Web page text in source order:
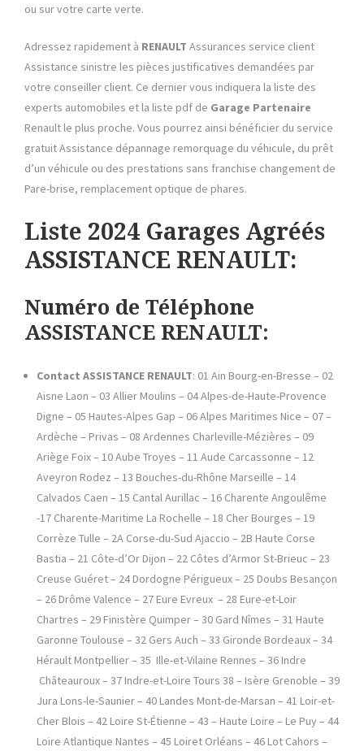
ou sur votre carte verte.
Adressez rapidement à RENAULT Assurances service client
Assistance sinistre les pièces justificatives demandées par
votre conseiller client. Ce dernier vous indiquera la liste des
experts automobiles et la liste pdf de Garage Partenaire
Renault le plus proche. Vous pourrez ainsi bénéficier du service
gratuit Assistance dépannage remorquage du véhicule, du prêt
d’un véhicule ou des prestations sans franchise changement de
Pare-brise, remplacement optique de phares.
Liste 2024 Garages Agréés
ASSISTANCE RENAULT:
Numéro de Téléphone
ASSISTANCE RENAULT:
Contact ASSISTANCE RENAULT: 01 Ain Bourg-en-Bresse – 02
Aisne Laon – 03 Allier Moulins – 04 Alpes-de-Haute-Provence
Digne – 05 Hautes-Alpes Gap – 06 Alpes Maritimes Nice – 07 –
Ardèche – Privas – 08 Ardennes Charleville-Mézières – 09
Ariège Foix – 10 Aube Troyes – 11 Aude Carcassonne – 12
Aveyron Rodez – 13 Bouches-du-Rhône Marseille – 14
Calvados Caen – 15 Cantal Aurillac – 16 Charente Angoulême
-17 Charente-Maritime La Rochelle – 18 Cher Bourges – 19
Corrèze Tulle – 2A Corse-du-Sud Ajaccio – 2B Haute Corse
Bastia – 21 Côte-d’Or Dijon – 22 Côtes d’Armor St-Brieuc – 23
Creuse Guéret – 24 Dordogne Périgueux – 25 Doubs Besançon
– 26 Drôme Valence – 27 Eure Evreux – 28 Eure-et-Loir
Chartres – 29 Finistère Quimper – 30 Gard Nîmes – 31 Haute
Garonne Toulouse – 32 Gers Auch – 33 Gironde Bordeaux – 34
Hérault Montpellier – 35 Ille-et-Vilaine Rennes – 36 Indre
Châteauroux – 37 Indre-et-Loire Tours 38 – Isère Grenoble – 39
Jura Lons-le-Saunier – 40 Landes Mont-de-Marsan – 41 Loir-et-
Cher Blois – 42 Loire St-Étienne – 43 – Haute Loire – Le Puy – 44
Loire Atlantique Nantes – 45 Loiret Orléans – 46 Lot Cahors –